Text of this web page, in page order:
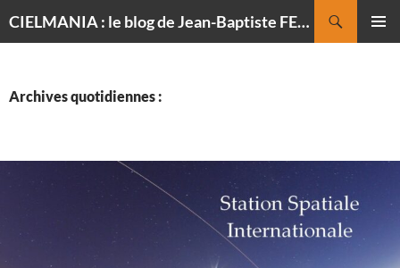
CIELMANIA : le blog de Jean-Baptiste FELDMANN, photographe du ciel
Archives quotidiennes :